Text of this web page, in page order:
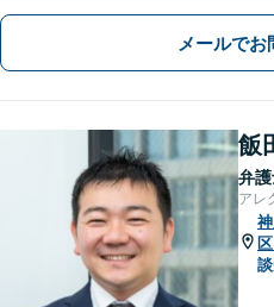
メールでお
飯
弁
アレ
区